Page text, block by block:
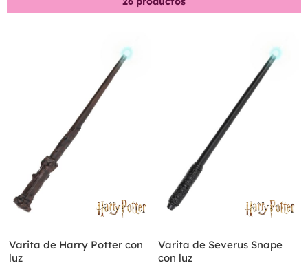
Varita de Harry Potter con
luz
Varita de Severus Snape
con luz